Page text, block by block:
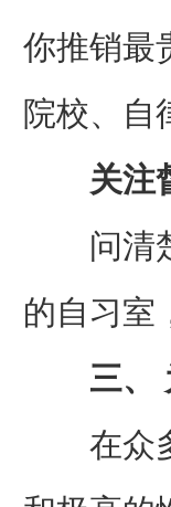
你推销最
院校、自
关注
问清
的自习室
三、
在众